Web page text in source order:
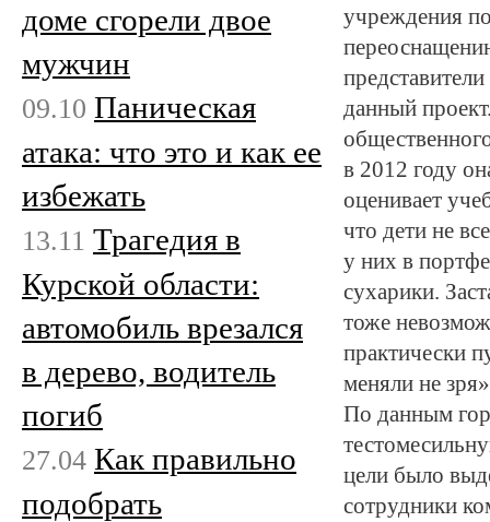
учреждения
данный
в 2012 году
оценивает
что дети не
у них в
сухарики.
тоже
практически
меняли не
По данным
цели было
сотрудники
доме сгорели двое
мужчин
09.10 Паническая
атака: что это и как ее
избежать
13.11 Трагедия в
Курской области:
автомобиль врезался
в дерево, водитель
погиб
27.04 Как правильно
подобрать